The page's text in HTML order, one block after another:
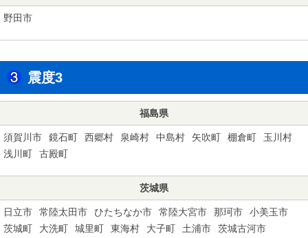
野田市
震度3
福島県
須賀川市 鏡石町 西郷村 泉崎村 中島村 矢吹町 棚倉町
玉川村
浅川町
古殿町
茨城県
日立市 常陸太田市 ひたちなか市 常陸大宮市 那珂市
小美玉市
茨城町
大洗町 城里町 東海村 大子町 土浦市
茨城古河市